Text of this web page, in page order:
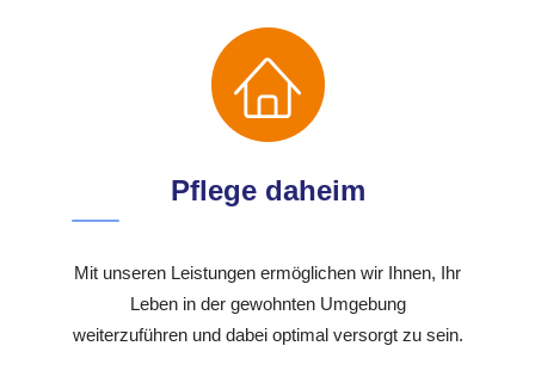
Pflege daheim
Mit unseren Leistungen ermöglichen wir Ihnen, Ihr
Leben in der gewohnten Umgebung
weiterzuführen und dabei optimal versorgt zu sein.